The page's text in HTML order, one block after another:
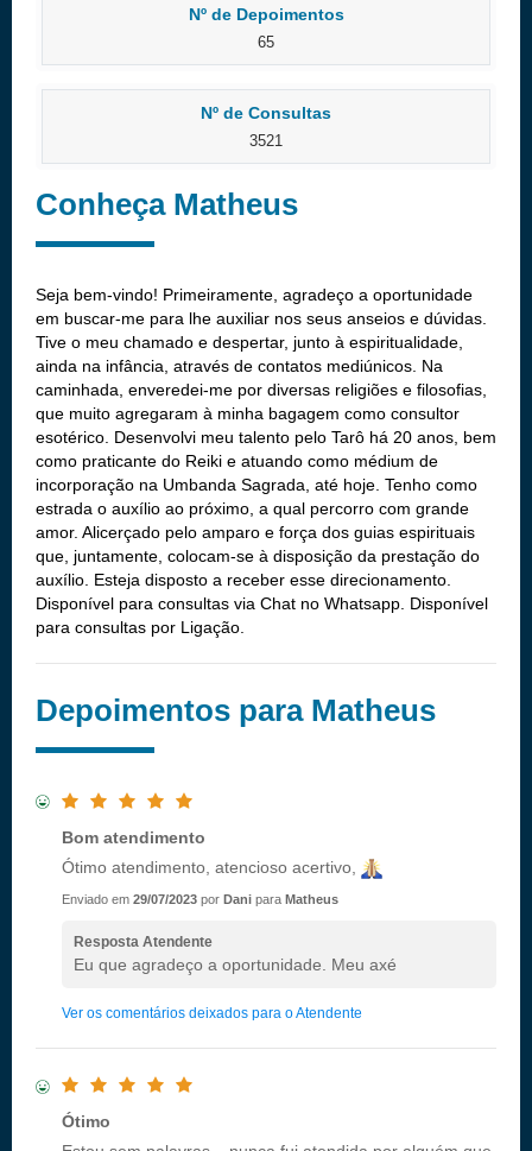
Nº de Depoimentos
65
Nº de Consultas
3521
Conheça Matheus
Seja bem-vindo! Primeiramente, agradeço a oportunidade
em buscar-me para lhe auxiliar nos seus anseios e dúvidas.
Tive o meu chamado e despertar, junto à espiritualidade,
ainda na infância, através de contatos mediúnicos. Na
caminhada, enveredei-me por diversas religiões e filosofias,
que muito agregaram à minha bagagem como consultor
esotérico. Desenvolvi meu talento pelo Tarô há 20 anos, bem
como praticante do Reiki e atuando como médium de
incorporação na Umbanda Sagrada, até hoje. Tenho como
estrada o auxílio ao próximo, a qual percorro com grande
amor. Alicerçado pelo amparo e força dos guias espirituais
que, juntamente, colocam-se à disposição da prestação do
auxílio. Esteja disposto a receber esse direcionamento.
Disponível para consultas via Chat no Whatsapp. Disponível
para consultas por Ligação.
Depoimentos para Matheus
Bom atendimento
Ótimo atendimento, atencioso acertivo,
Enviado em 29/07/2023 por Dani para Matheus
Resposta Atendente
Eu que agradeço a oportunidade. Meu axé
Ver os comentários deixados para o Atendente
Ótimo